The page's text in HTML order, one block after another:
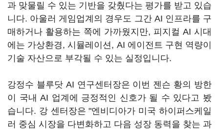
과 맞물릴 수 있는 기반을 갖췄다는 평가를 받고 있습
니다. 아울러 게임업계의 경우도 그간 AI 인프라를 구
매하거나 활용하는 쪽에 가까웠지만, 피지컬 AI 시대
에는 가상환경, 시뮬레이션, AI 에이전트 구현 역량이
기술 자산으로 부각될 수 있는 실정입니다.
강정수 블루닷 AI 연구센터장은 이번 젠슨 황의 방한
이 국내 AI 업계에 긍정적인 신호가 될 수 있다고 봤
습니다. 강 센터장은 "엔비디아가 미국 하이퍼스케일
러 중심 시장을 다변화하고 다음 성장 동력을 찾는 과